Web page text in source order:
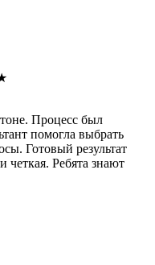
Процесс был
помогла выбрать
Готовый результат
четкая. Ребята знают